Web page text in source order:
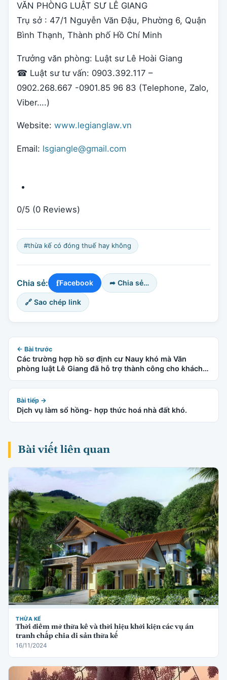
VĂN PHÒNG LUẬT SƯ LÊ GIANG
Trụ sở : 47/1 Nguyễn Văn Đậu, Phường 6, Quận
Bình Thạnh, Thành phố Hồ Chí Minh
Trưởng văn phòng: Luật sư Lê Hoài Giang
☎ Luật sư tư vấn: 0903.392.117 –
0902.268.667 -0901.85 96 83 (Telephone, Zalo,
Viber….)
Website: www.legianglaw.vn
Email: lsgiangle@gmail.com
0/5 (0 Reviews)
#thừa kế có đóng thuế hay không
Chia sẻ: fFacebook ➦ Chia sẻ…
🔗 Sao chép link
← Bài trước
Các trường hợp hồ sơ định cư Nauy khó mà Văn
phòng luật Lê Giang đã hỗ trợ thành công cho khách
Bài tiếp →
Dịch vụ làm sổ hồng- hợp thức hoá nhà đất khó.
Bài viết liên quan
THỪA KẾ
Thời điểm mở thừa kế và thời hiệu khởi kiện các vụ án
tranh chấp chia di sản thừa kế
16/11/2024